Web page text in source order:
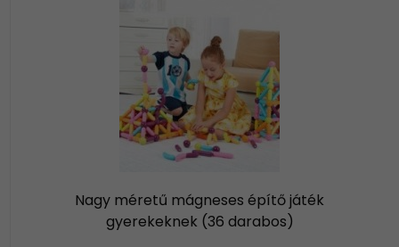
Nagy méretű mágneses építő játék
gyerekeknek (36 darabos)